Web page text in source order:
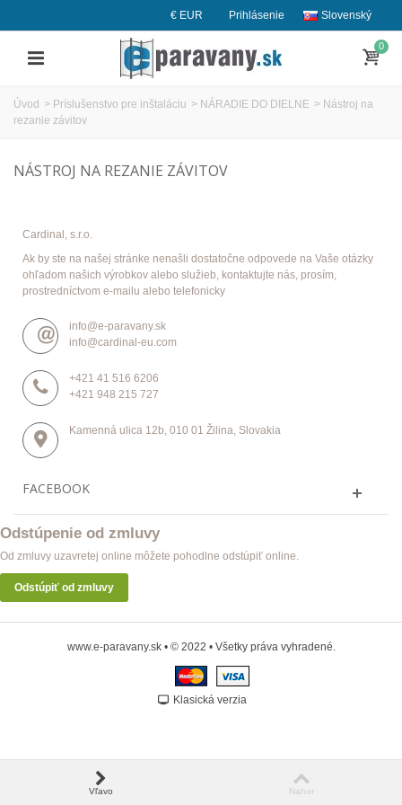
Slovenský
Prihlásenie
€ EUR
0
Úvod > Príslušenstvo pre inštaláciu > NÁRADIE DO DIELNE > Nástroj na
rezanie závitov
NÁSTROJ NA REZANIE ZÁVITOV
Cardinal, s.r.o.
Ak by ste na našej stránke nenašli dostatočne odpovede na Vaše otázky
ohľadom našich výrobkov alebo služieb, kontaktujte nás, prosím,
prostredníctvom e-mailu alebo telefonicky
info@e-paravany.sk
info@cardinal-eu.com
+421 41 516 6206
+421 948 215 727
Kamenná ulica 12b, 010 01 Žilina, Slovakia
FACEBOOK
Odstúpenie od zmluvy
Od zmluvy uzavretej online môžete pohodlne odstúpiť online.
Odstúpiť od zmluvy
www.e-paravany.sk • © 2022 • Všetky práva vyhradené.
Klasická verzia
Vľavo Nahor